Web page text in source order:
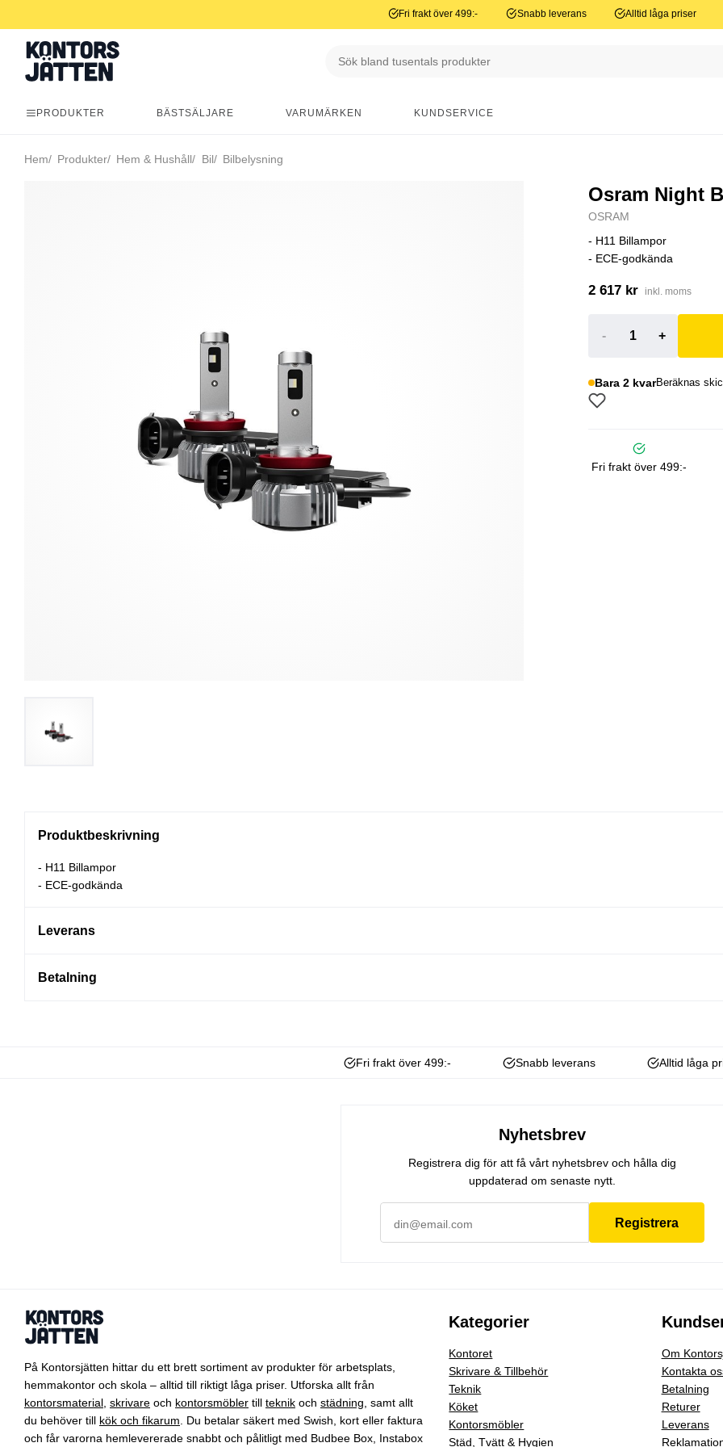
Fri frakt över 499:- Snabb leverans Alltid låga priser
PRODUKTER BÄSTSÄLJARE VARUMÄRKEN KUNDSERVICE
Hem Produkter Hem & Hushåll Bil Bilbelysning
Osram Night
OSRAM
- H11 Billampor
- ECE-godkända
2 617 kr inkl. moms
- +
Bara 2 kvarBeräknas
Fri frakt över 499:-
Produktbeskrivning
- H11 Billampor
- ECE-godkända
Leverans
Betalning
Fri frakt över 499:- Snabb leverans Alltid låga
Nyhetsbrev
Registrera dig för att få vårt nyhetsbrev och hålla dig
uppdaterad om senaste nytt.
Registrera
På Kontorsjätten hittar du ett brett sortiment av produkter för arbetsplats,
hemmakontor och skola – alltid till riktigt låga priser. Utforska allt från
kontorsmaterial skrivare och kontorsmöbler till teknik och städning , samt allt
du behöver till kök och fikarum . Du betalar säkert med Swish, kort eller faktura
och får varorna hemlevererade snabbt och pålitligt med Budbee Box, Instabox
Kategorier
Kontoret
Skrivare & Tillbehör
Teknik
Köket
Kontorsmöbler
Städ, Tvätt & Hygien
Om
Kontakta
Betalning
Returer
Leverans